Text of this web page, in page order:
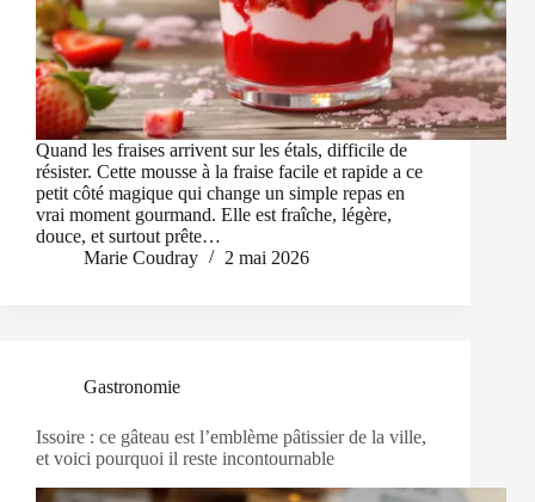
Quand les fraises arrivent sur les étals, difficile de
résister. Cette mousse à la fraise facile et rapide a ce
petit côté magique qui change un simple repas en
vrai moment gourmand. Elle est fraîche, légère,
douce, et surtout prête…
Marie Coudray
2 mai 2026
Gastronomie
Issoire : ce gâteau est l’emblème pâtissier de la ville,
et voici pourquoi il reste incontournable